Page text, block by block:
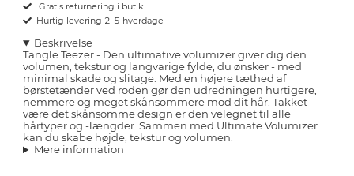
Gratis returnering i butik
Hurtig levering 2-5 hverdage
Beskrivelse
Tangle Teezer - Den ultimative volumizer giver dig den
volumen, tekstur og langvarige fylde, du ønsker - med
minimal skade og slitage. Med en højere tæthed af
børstetænder ved roden gør den udredningen hurtigere,
nemmere og meget skånsommere mod dit hår. Takket
være det skånsomme design er den velegnet til alle
hårtyper og -længder. Sammen med Ultimate Volumizer
kan du skabe højde, tekstur og volumen.
Mere information